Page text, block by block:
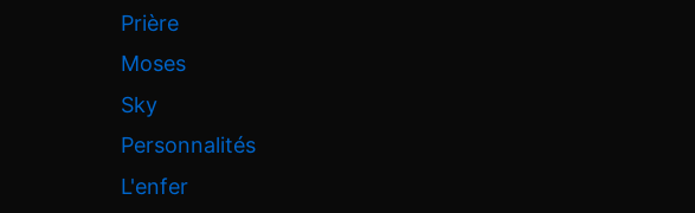
Prière
Moses
Sky
Personnalités
L'enfer